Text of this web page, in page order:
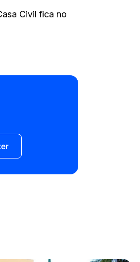
Civil fica no